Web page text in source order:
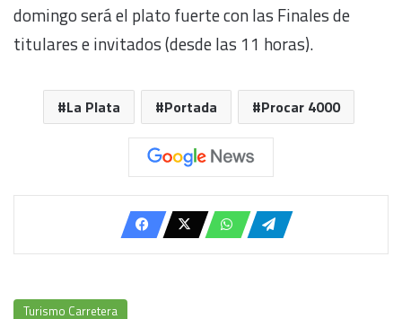
domingo será el plato fuerte con las Finales de
titulares e invitados (desde las 11 horas).
La Plata Portada Procar 4000